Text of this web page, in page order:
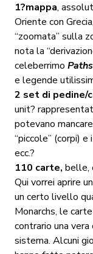
1?mappa,
Oriente con
“zoomata” sulla
nota la
celeberrimo
e legende
2 set di pedine/
unit?
potevano
“piccole” (corpi)
ecc.?
110 carte, belle,
Qui vorrei aprire
un certo livello
Monarchs, le
contrario una
sistema. Alcuni